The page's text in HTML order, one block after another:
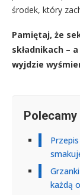
środek, który
Pamiętaj, że
składnikach –
wyjdzie
każdą